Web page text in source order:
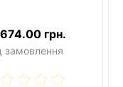
грн.
замовлення